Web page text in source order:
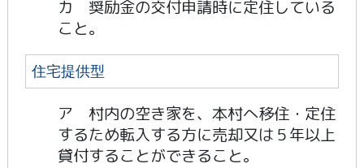
カ 奨励金の交付申請時に定住している
こと。
住宅提供型
ア 村内の空き家を、本村へ移住・定住
するため転入する方に売却又は５年以上
貸付することができること。